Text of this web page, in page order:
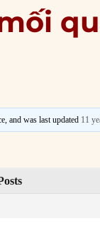
and was last updated 11